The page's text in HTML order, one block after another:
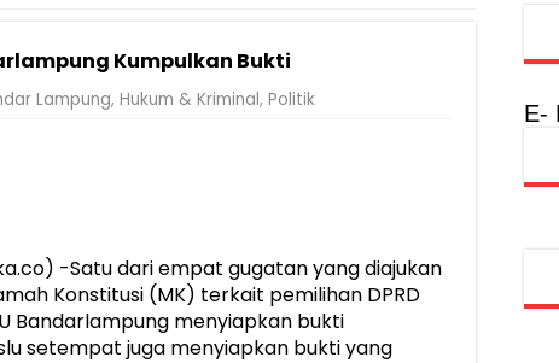
Tinjau Penanganan Korban KM Mutiara Sentosa II di RS PHC
Raharja Tinjau Korban Kebakaran KM Mutiara Sentosa II
Tinjau Penanganan Korban KM Mutiara Sentosa II di RS PHC Surabaya
Roadshow Lampung 2026, Dorong Kolaborasi Industri Kreatif dan
Kumpulkan Bukti
Lampung, Hukum & Kriminal, Politik
-Satu dari empat gugatan yang diajukan
Konstitusi (MK) terkait pemilihan DPRD
Bandarlampung menyiapkan bukti
setempat juga menyiapkan bukti yang
E-